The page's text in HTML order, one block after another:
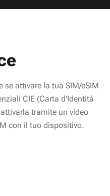
attivare la tua SIM/eSIM
CIE (Carta d'Identità
tramite un video
con il tuo dispositivo.